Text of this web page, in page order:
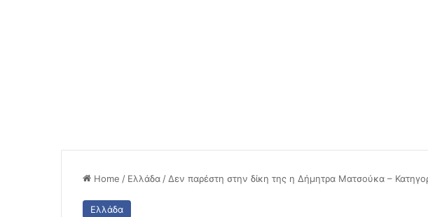
Home / Ελλάδα / Δεν παρέστη στην δίκη της η Δήμητρα Ματσούκα –
Ελλάδα